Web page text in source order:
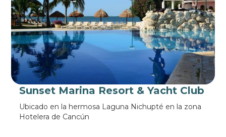
Sunset Marina Resort & Yacht Club
Ubicado en la hermosa Laguna Nichupté en la zona
Hotelera de Cancún